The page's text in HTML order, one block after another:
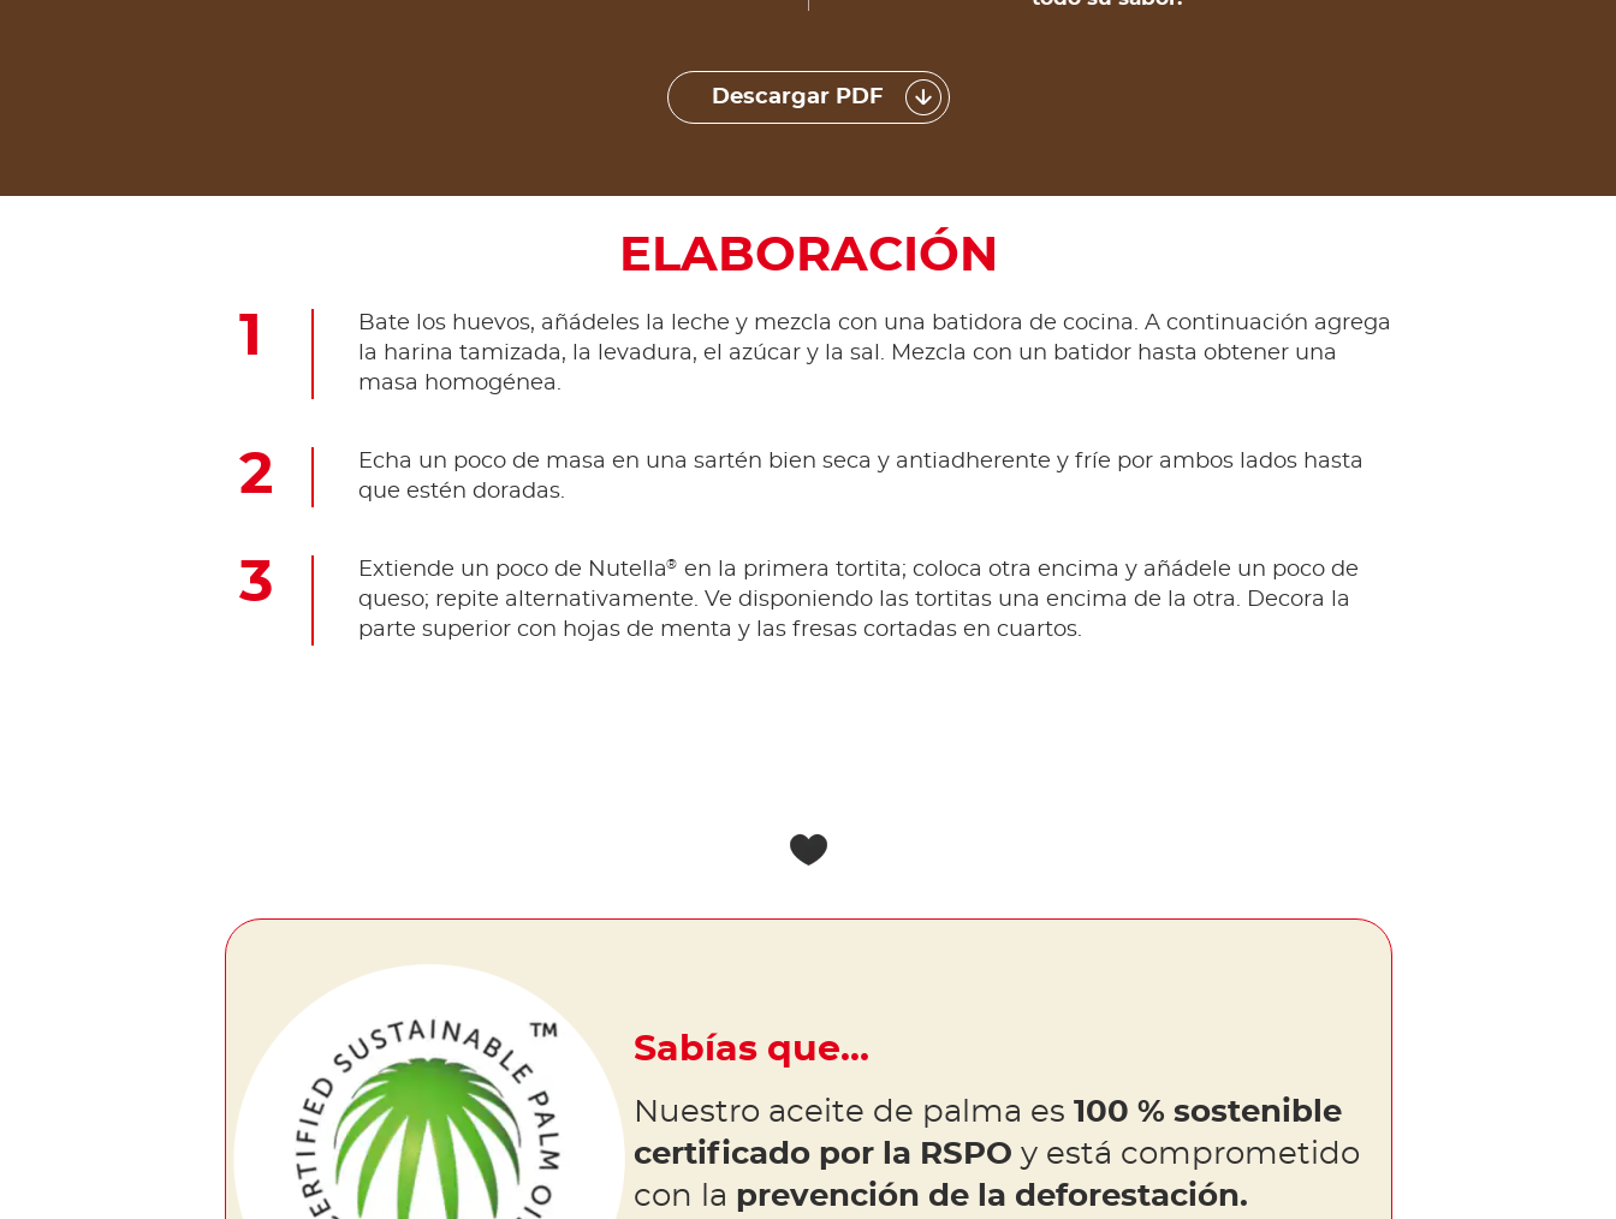
Descargar PDF
ELABORACIÓN
Bate los huevos, añádeles la leche y mezcla con una batidora de cocina. A continuación agrega
la harina tamizada, la levadura, el azúcar y la sal. Mezcla con un batidor hasta obtener una
masa homogénea.
Echa un poco de masa en una sartén bien seca y antiadherente y fríe por ambos lados hasta
que estén doradas.
Extiende un poco de Nutella® en la primera tortita; coloca otra encima y añádele un poco de
queso; repite alternativamente. Ve disponiendo las tortitas una encima de la otra. Decora la
parte superior con hojas de menta y las fresas cortadas en cuartos.
Sabías que…
Nuestro aceite de palma es 100 % sostenible
certificado por la RSPO y está comprometido
con la prevención de la deforestación.